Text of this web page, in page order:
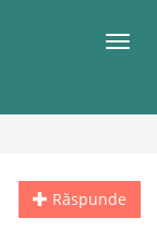
Răspunde